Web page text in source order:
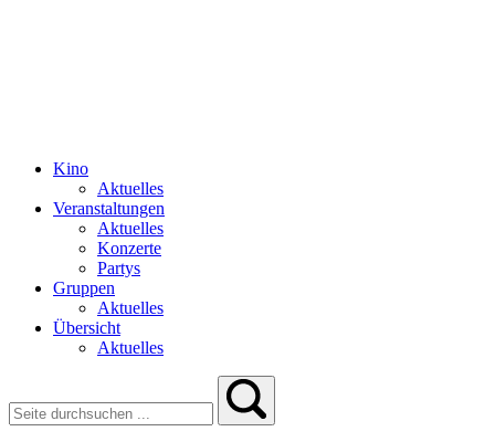
Kino
Aktuelles
Veranstaltungen
Aktuelles
Konzerte
Partys
Gruppen
Aktuelles
Übersicht
Aktuelles